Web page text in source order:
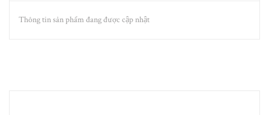
Thông tin sản phẩm đang được cập nhật